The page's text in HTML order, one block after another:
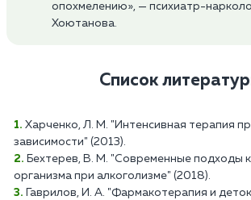
опохмелению», — психиатр-
Хоютанова.
Список
Харченко, Л. М. "Интенсивная терапия
зависимости" (2013).
Бехтерев, В. М. "Современные подходы
организма при алкоголизме" (2018).
Гаврилов, И. А. "Фармакотерапия и